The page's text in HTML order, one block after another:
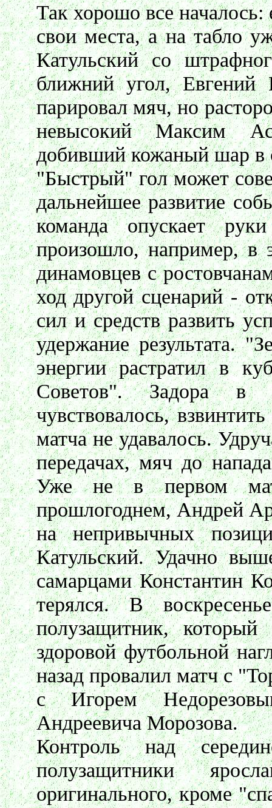
Так хорошо все началось:
свои места, а на табло
Катульский со
ближний угол, Евгений
парировал мяч, но
невысокий Максим
добивший кожаный шар в
"Быстрый" гол может
дальнейшее развитие
команда опускает
произошло, например, в
динамовцев с
ход другой сценарий -
сил и средств развить
удержание результата.
энергии растратил в
Советов". Задора в
чувствовалось,
матча не удавалось.
передачах, мяч до
Уже не в первом
прошлогоднем, Андрей
на непривычных
Катульский. Удачно
самарцами Константин
терялся. В
полузащитник,
здоровой футбольной
назад провалил матч с
с Игорем
Андреевича Морозова.
Контроль над
полузащитники
оригинального, кроме